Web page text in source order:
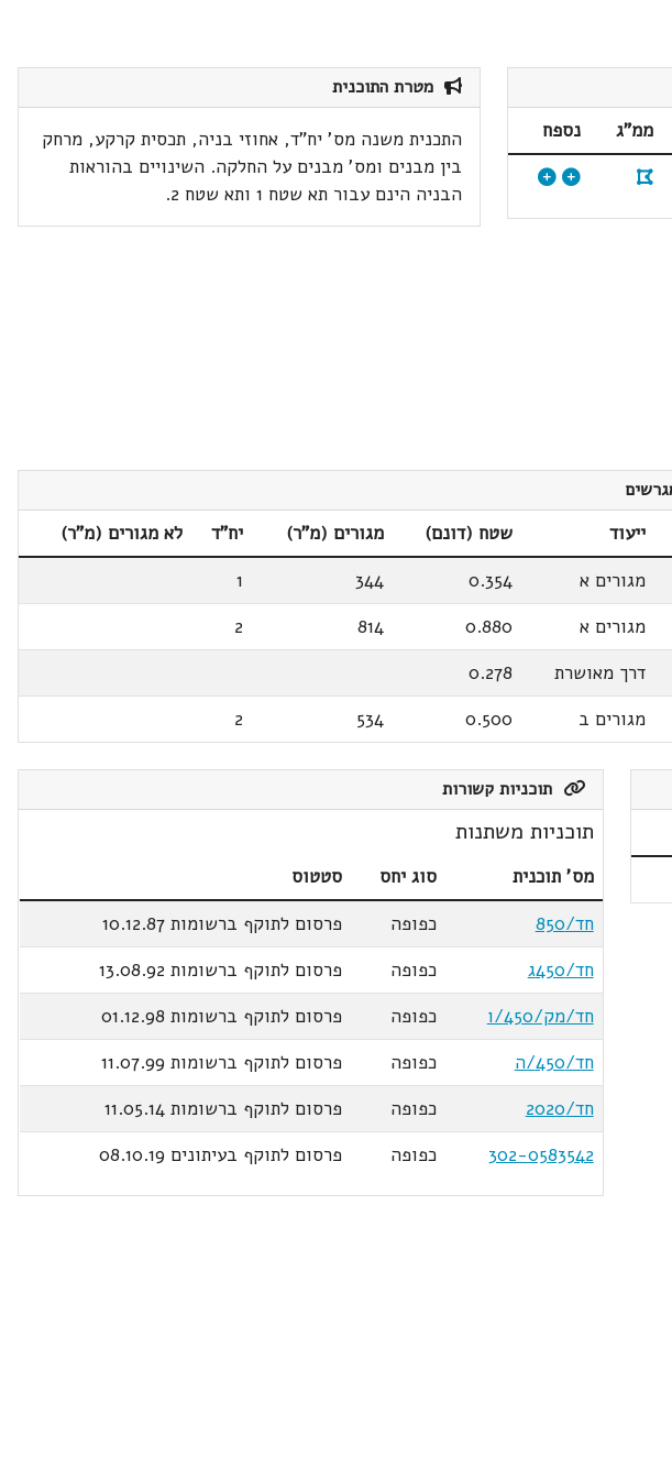
ממ"ג
נספח
מטרת התוכנית
התכנית משנה מס' יח"ד, אחוזי בניה, תכסית קרקע, מרחק
בין מבנים ומס' מבנים על החלקה. השינויים בהוראות
הבניה הינם עבור תא שטח 1 ותא שטח 2.
ייעוד שטח (דונם) מגורים (מ"ר) יח"ד
לא מגורים (מ"ר)
מגורים א 0.354
344
1
מגורים א 0.880
814
2
דרך מאושרת
0.278
מגורים ב 0.500
534
2
תוכניות קשורות
תוכניות משתנות
מס' תוכנית סוג יחס
סטטוס
חד/850
כפופה
פרסום לתוקף ברשומות 10.12.87
חד/450ג
כפופה
פרסום לתוקף ברשומות 13.08.92
חד/מק/450/ו
כפופה
פרסום לתוקף ברשומות 01.12.98
חד/450/ה
כפופה
פרסום לתוקף ברשומות 11.07.99
חד/2020
כפופה
פרסום לתוקף ברשומות 11.05.14
302-0583542
כפופה פרסום לתוקף בעיתונים 08.10.19